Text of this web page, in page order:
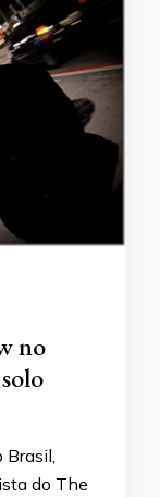
no
Brasil,
do The